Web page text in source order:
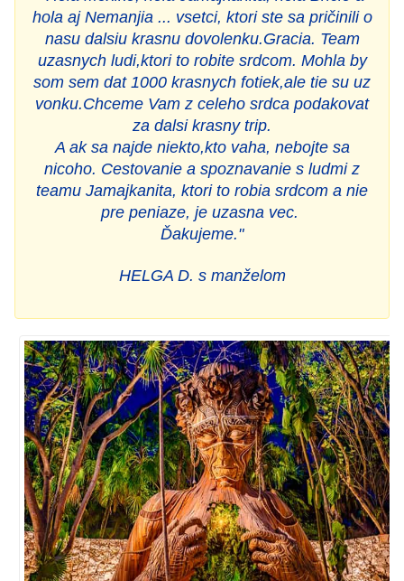
hola aj Nemanjia ... vsetci, ktori ste sa pričinili o
nasu dalsiu krasnu dovolenku.Gracia. Team
uzasnych ludi,ktori to robite srdcom. Mohla by
som sem dat 1000 krasnych fotiek,ale tie su uz
vonku.Chceme Vam z celeho srdca podakovat
za dalsi krasny trip.
A ak sa najde niekto,kto vaha, nebojte sa
nicoho. Cestovanie a spoznavanie s ludmi z
teamu Jamajkanita, ktori to robia srdcom a nie
pre peniaze, je uzasna vec.
Ďakujeme."
HELGA D. s manželom